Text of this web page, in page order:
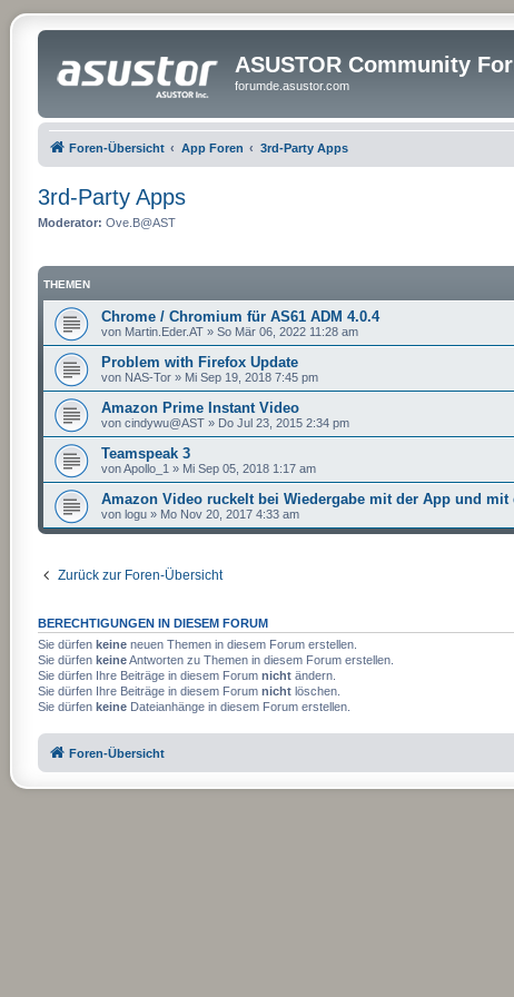
ASUSTOR Community
forumde.asustor.com
Foren-Übersicht App Foren 3rd-Party Apps
3rd-Party Apps
Moderator: Ove.B@AST
THEMEN
Chrome / Chromium für AS61 ADM 4.0.4
von Martin.Eder.AT» So Mär 06, 2022 11:28 am
Problem with Firefox Update
von NAS-Tor» Mi Sep 19, 2018 7:45 pm
Amazon Prime Instant Video
von cindywu@AST» Do Jul 23, 2015 2:34 pm
Teamspeak 3
vonApollo_1 » Mi Sep 05, 2018 1:17 am
Amazon Video ruckelt bei Wiedergabe mit der App und mit
von logu» Mo Nov 20, 2017 4:33 am
Zurück zur Foren-Übersicht
BERECHTIGUNGEN IN DIESEM FORUM
Sie dürfen keineneuen Themen in diesem Forum erstellen.
Sie dürfen keineAntworten zu Themen in diesem Forum erstellen.
Sie dürfen Ihre Beiträge in diesem Forum nichtändern.
Sie dürfen Ihre Beiträge in diesem Forum nichtlöschen.
Sie dürfen keineDateianhänge in diesem Forum erstellen.
Foren-Übersicht